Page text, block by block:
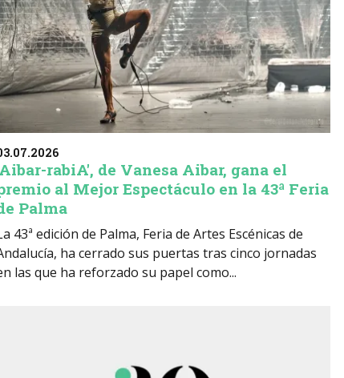
rabiA', de Vanesa Aibar, gana el
al Mejor Espectáculo en la 43ª Feria
Palma
43ª edición de Palma, Feria de Artes Escénicas de
ha cerrado sus puertas tras cinco jornadas
las que ha reforzado su papel como...